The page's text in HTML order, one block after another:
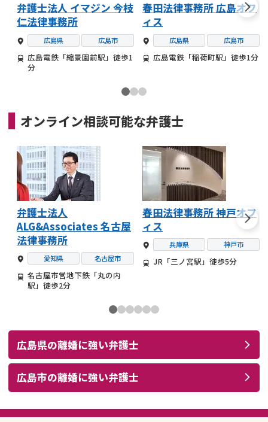
弁護士法人 イマジン 今枝
仁法律事務所
広島県 広島市
広島電鉄「縮景園前駅」徒歩1
分
春田法律事務所 広島オフ
ィス
広島県 広島市
広島電鉄「稲荷町駅」徒歩1分
オンライン相談可能な弁護士
弁護士法人
ALG&Associates 名古屋
法律事務所
愛知県 名古屋市
名古屋市営地下鉄「丸の内
駅」徒歩2分
春田法律事務所 神戸オフ
ィス
兵庫県 神戸市
JR「三ノ宮駅」徒歩5分
広島県の離婚に強い弁護士
広島市の離婚に強い弁護士